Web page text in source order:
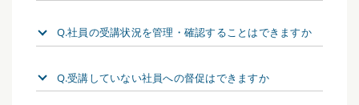
Q.社員の受講状況を管理・確認することはできますか
Q.受講していない社員への督促はできますか